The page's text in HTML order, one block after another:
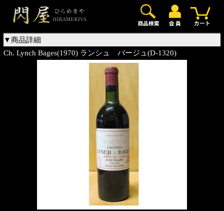
▼商品詳細
Ch. Lynch Bages(1970) ランシュ バージュ(D-1320)